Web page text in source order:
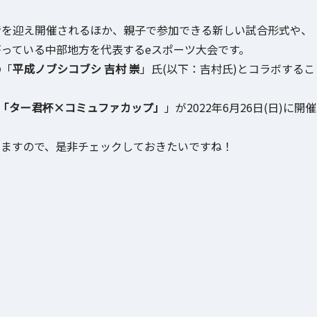
え開催されるほか、親子で参加できる新しい試合形式や、
いる中部地方を代表するeスポーツ大会です。
平成ノブシコブシ 吉村 崇 」氏(以下：吉村氏)とコラボするこ
ター君杯×コミュファカップ」 」が2022年6月26日(日)に開催
すので、是非チェックしておきたいですね！